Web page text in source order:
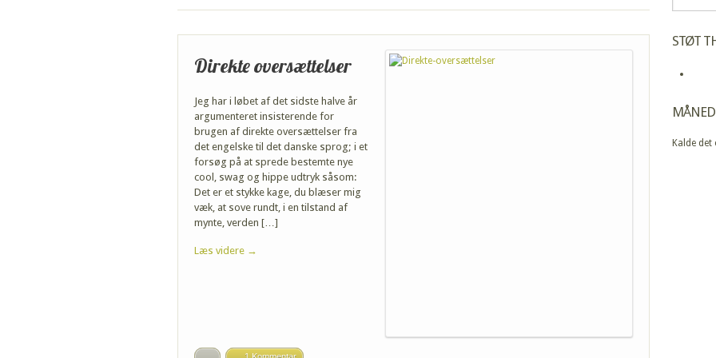
Direkte oversættelser
Jeg har i løbet af det sidste halve år
argumenteret insisterende for
brugen af direkte oversættelser fra
det engelske til det danske sprog; i et
forsøg på at sprede bestemte nye
cool, swag og hippe udtryk såsom:
Det er et stykke kage, du blæser mig
væk, at sove rundt, i en tilstand af
mynte, verden […]
Læs videre →
STØT
Kalde det